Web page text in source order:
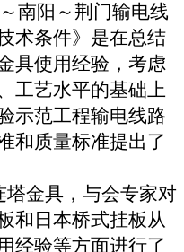
南阳～荆门输电线
术条件》是在总结
具使用经验，考虑
工艺水平的基础上
示范工程输电线路
和质量标准提出了
塔金具，与会专家对
和日本桥式挂板从
经验等方面进行了